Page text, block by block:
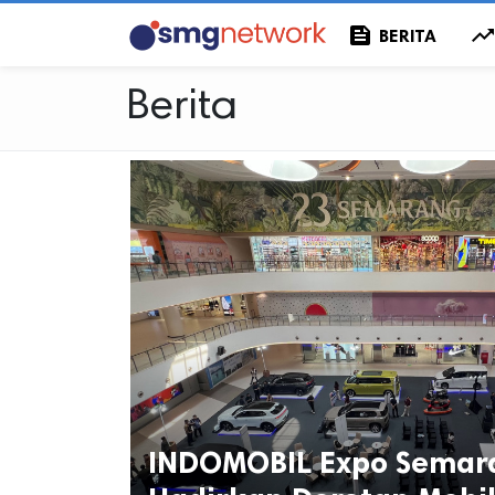
feed BERITA trending_up
Berita
INDOMOBIL Expo